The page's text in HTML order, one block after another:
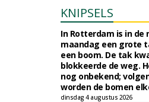
KNIPSELS
In Rotterdam is in de
maandag een grote
een boom. De tak
blokkeerde de weg.
nog onbekend;
worden de bomen
dinsdag 4 augustus 2026